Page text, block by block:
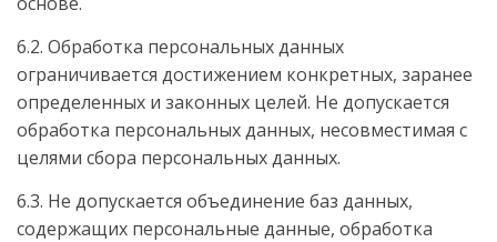
6.2. Обработка персональных данных
ограничивается достижением конкретных, заранее
определенных и законных целей. Не допускается
обработка персональных данных, несовместимая с
целями сбора персональных данных.
6.3. Не допускается объединение баз данных,
содержащих персональные данные, обработка